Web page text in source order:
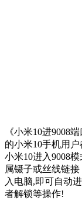
《小米10进9008
的小米10手机用
小米10进入9008
属镊子或丝线链
入电脑,即可自动
者解锁等操作!